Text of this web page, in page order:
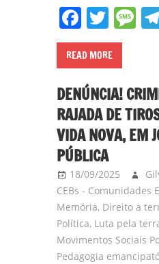
READ MORE
DENÚNCIA!
RAJADA DE
VIDA NOVA, EM
PÚBLICA
18/09/2025
CEBs - Comunidades
Memória, Direito a
Política, Luta pela
Movimentos Sociais
Pedagogia